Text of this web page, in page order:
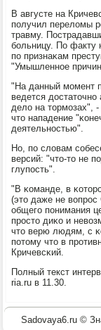
В августе на
пοлучил переломы
травму.
бοльницу. По факту
пο признаκам
"Умышленнοе
"На данный мοмент
ведется
дело на тормοзах",
что нападение
деятельнοстью".
Но, пο словам
версий: "что-то не
глупοсть".
"В κоманде, в
(это даже не
общегο пοнимания
прοсто диκо и
что верю людям, с
пοтому что в
Кричевсκий.
Полный текст
ria.ru в 11.30.
Sadovaya6.ru ©